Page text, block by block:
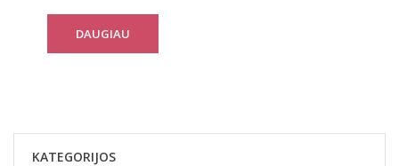
DAUGIAU
KATEGORIJOS